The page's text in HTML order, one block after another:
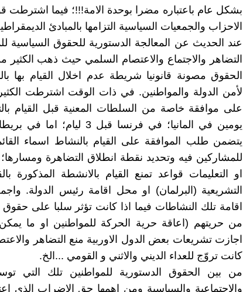
بشكل عام باعتباره مضرا بوحدة الامة!!!؛ فيما اشترطت
الاحزاب والجمعيات السياسية التزامها بالمبادئ
عند الحديث عن المعالجة الدستورية للحقوق السياسية
التضاهر والاجتماع والاعتصام السلمي حيث ذهب الكثير
الحقوق مصونة قانونيا شريطة عدم اخلال القيام بها
لأمن الدولة والمواطنين. في ذات الوقت اشترطت
على موافقة خاصة من السلطات المعنية قبل القيام
يتضمن طلب الموافقة على القيام بالنشاط اسماء
للمشاركين فيه وتحديد نقطة انطلاق التضاهرة
او التعليمات قواعد تمنع القيام بالانشطة
التشريعية (البرلمان) او محل اقامة رئيس الدولة.
اقامة تلك النشاطات فيما اذا كانت تؤثر سلبا على حقوق
من حريتهم (اعاقة حرية الحركة للمواطنين او ما
اجازت تشريعات بعض الدول الاوربية منع التضاهر
كانت تروّج للعداء الديني والاثني و القومي ...الخ.
من بين الحقوق الدستورية للمواطنين تلك التي
والاجتماعية والسياسية ومن اهمها حق الاضراب الذي